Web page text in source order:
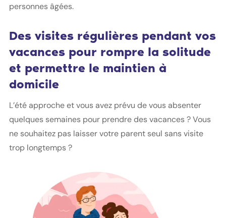
personnes âgées.
Des visites régulières pendant vos
vacances pour rompre la solitude
et permettre le maintien à
domicile
L’été approche et vous avez prévu de vous absenter
quelques semaines pour prendre des vacances ? Vous
ne souhaitez pas laisser votre parent seul sans visite
trop longtemps ?